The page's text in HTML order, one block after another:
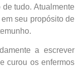
tudo. Atualmente
seu propósito de
a escrever
curou os enfermos